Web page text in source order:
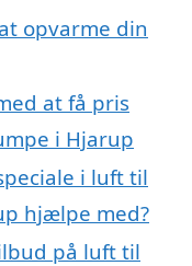
opvarme din
at få pris
i Hjarup
i luft til
hjælpe med?
på luft til